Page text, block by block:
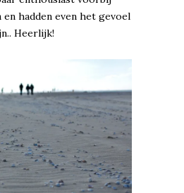
en hadden even het gevoel
Heerlijk!